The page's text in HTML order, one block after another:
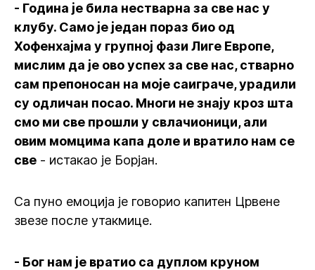
- Година је била нестварна за све нас у
клубу. Само је један пораз био од
Хофенхајма у групној фази Лиге Европе,
мислим да је ово успех за све нас, стварно
сам препоносан на моје саиграче, урадили
су одличан посао. Многи не знају кроз шта
смо ми све прошли у свлачионици, али
овим момцима капа доле и вратило нам се
све - истакао је Борјан.
Са пуно емоција је говорио капитен Црвене
звезе после утакмице.
- Бог нам је вратио са дуплом круном